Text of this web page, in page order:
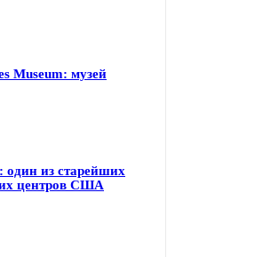
Museum: музей
из старейших
центров США